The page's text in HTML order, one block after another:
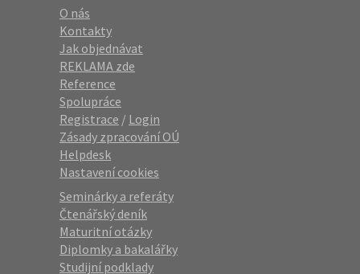
O nás
Kontakty
Jak objednávat
REKLAMA zde
Reference
Spolupráce
Registrace / Login
Zásady zpracování OÚ
Helpdesk
Nastavení cookies
Seminárky a referáty
Čtenářský deník
Maturitní otázky
Diplomky a bakalářky
Studijní podklady